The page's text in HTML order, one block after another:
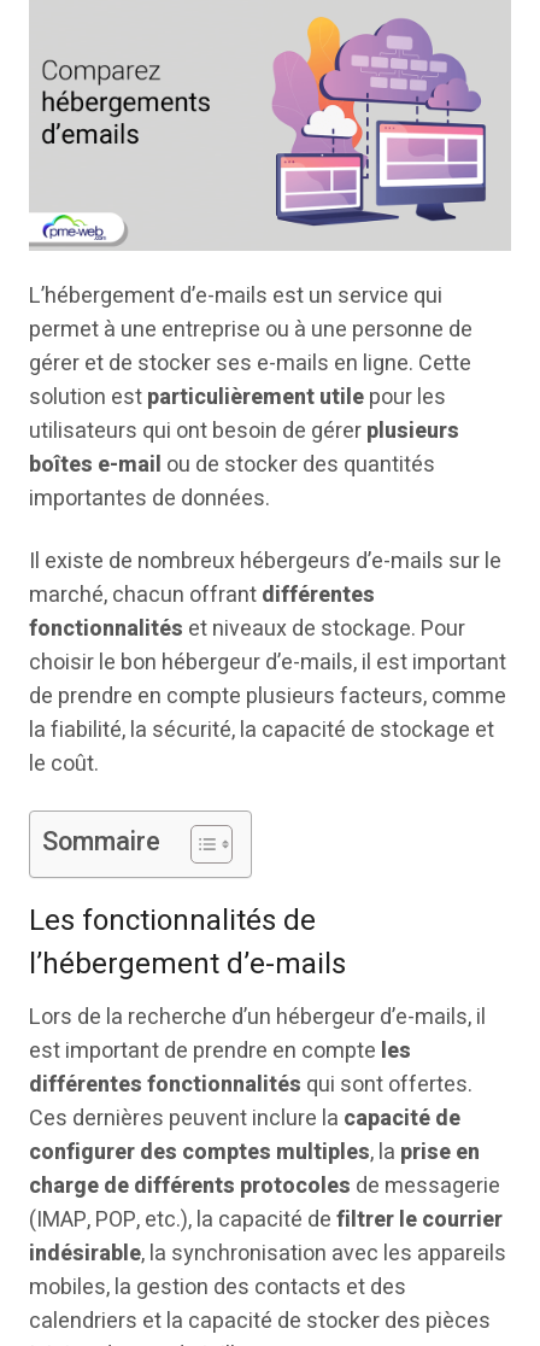
L’hébergement d’e-mails est un service qui
permet à une entreprise ou à une personne de
gérer et de stocker ses e-mails en ligne. Cette
solution estparticulièrement utilepour les
utilisateurs qui ont besoin de gérerplusieurs
boîtes e-mail ou de stocker des quantités
importantes de données.
Il existe de nombreux hébergeurs d’e-mails sur le
marché, chacun offrantdifférentes
fonctionnalités et niveaux de stockage. Pour
choisir le bon hébergeur d’e-mails, il est important
de prendre en compte plusieurs facteurs, comme
la fiabilité, la sécurité, la capacité de stockage et
le coût.
Sommaire
Les fonctionnalités de
l’hébergement d’e-mails
Lors de la recherche d’un hébergeur d’e-mails, il
est important de prendre en compte les
différentes fonctionnalités qui sont offertes.
Ces dernières peuvent inclure la capacité de
configurer des comptes multiples, la prise en
charge de différents protocoles de messagerie
(IMAP, POP, etc.), la capacité defiltrer le courrier
indésirable, la synchronisation avec les appareils
mobiles, la gestion des contacts et des
calendriers et la capacité de stocker des pièces